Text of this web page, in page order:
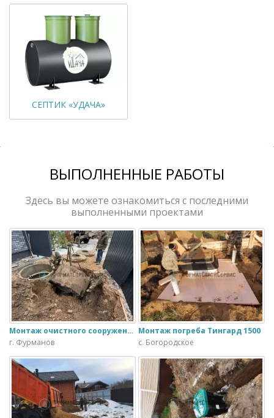
СЕПТИК «УДАЧА»
ВЫПОЛНЕННЫЕ РАБОТЫ
Здесь вы можете ознакомиться с последними
выполненными проектами
Монтаж очистного сооружения Тверь - 1.1ПН в загородном доме
г. Фурманов
Монтаж погреба Тингард 1500
с. Богородское